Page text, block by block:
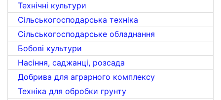
Технічні культури
Сільськогосподарська техніка
Сільськогосподарське обладнання
Бобові культури
Насіння, саджанці, розсада
Добрива для аграрного комплексу
Техніка для обробки грунту